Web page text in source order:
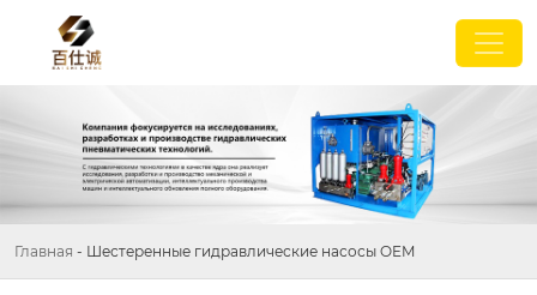
Главная - Шестеренные гидравлические насосы OEM